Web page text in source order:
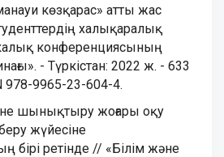
көзқарас» атты жас
халықаралық
конференциясының
- Түркістан: 2022 ж. - 633
978-9965-23-604-4.
шынықтыру жоғары оқу
жүйесіне
бірі ретінде // «Білім және